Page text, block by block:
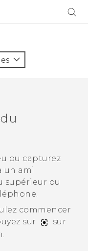
ou capturez
un ami
supérieur ou
commencer
sur
sur